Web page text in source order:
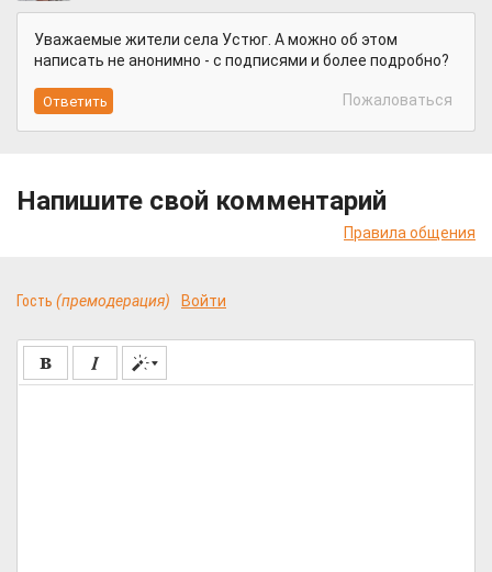
Уважаемые жители села Устюг. А можно об этом
написать не анонимно - с подписями и более подробно?
Пожаловаться
Напишите свой комментарий
Правила общения
Гость (премодерация) Войти